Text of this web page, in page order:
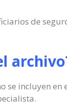
de
se incluyen